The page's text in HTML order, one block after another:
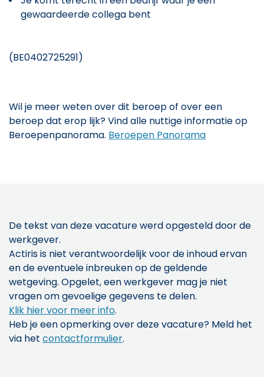
gewaardeerde collega bent
(BE0402725291)
Wil je meer weten over dit beroep of over een
beroep dat erop lijk? Vind alle nuttige informatie op
Beroepenpanorama. Beroepen Panorama
De tekst van deze vacature werd opgesteld door de
werkgever.
Actiris is niet verantwoordelijk voor de inhoud ervan
en de eventuele inbreuken op de geldende
wetgeving. Opgelet, een werkgever mag je niet
vragen om gevoelige gegevens te delen.
Klik hier voor meer info.
Heb je een opmerking over deze vacature? Meld het
via het contactformulier.